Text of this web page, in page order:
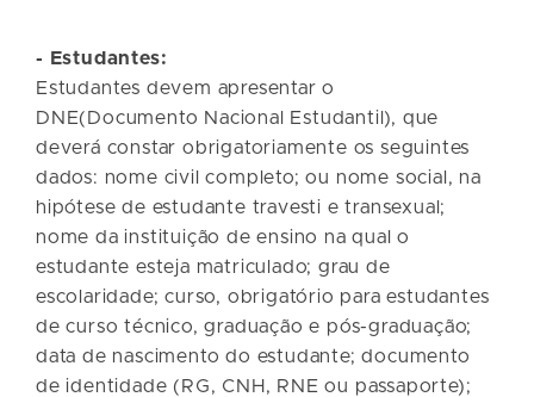
- Estudantes:
Estudantes devem apresentar o
DNE(Documento Nacional Estudantil), que
deverá constar obrigatoriamente os seguintes
dados: nome civil completo; ou nome social, na
hipótese de estudante travesti e transexual;
nome da instituição de ensino na qual o
estudante esteja matriculado; grau de
escolaridade; curso, obrigatório para estudantes
de curso técnico, graduação e pós-graduação;
data de nascimento do estudante; documento
de identidade (RG, CNH, RNE ou passaporte);